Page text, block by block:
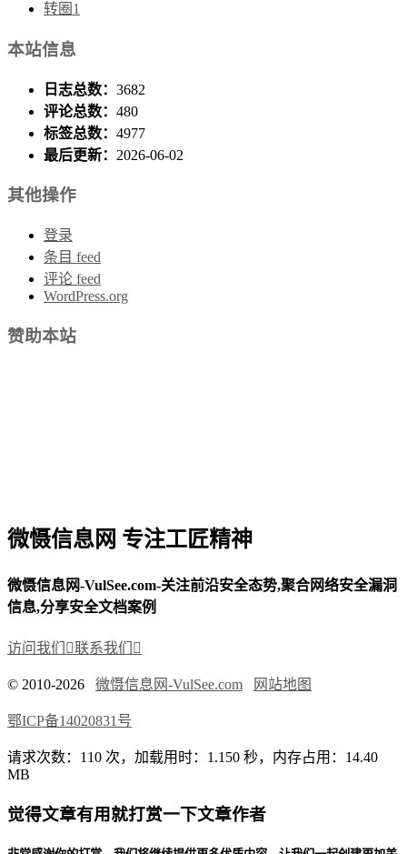
转圈1
本站信息
日志总数： 3682
评论总数： 480
标签总数： 4977
最后更新： 2026-06-02
其他操作
登录
条目 feed
评论 feed
WordPress.org
赞助本站
微慑信息网 专注工匠精神
微慑信息网-VulSee.com-关注前沿安全态势,聚合网络安全漏洞
信息,分享安全文档案例
访问我们 联系我们 
© 2010-2026 微慑信息网-VulSee.com 网站地图
鄂ICP备14020831号
请求次数：110 次，加载用时：1.150 秒，内存占用：14.40
MB
觉得文章有用就打赏一下文章作者